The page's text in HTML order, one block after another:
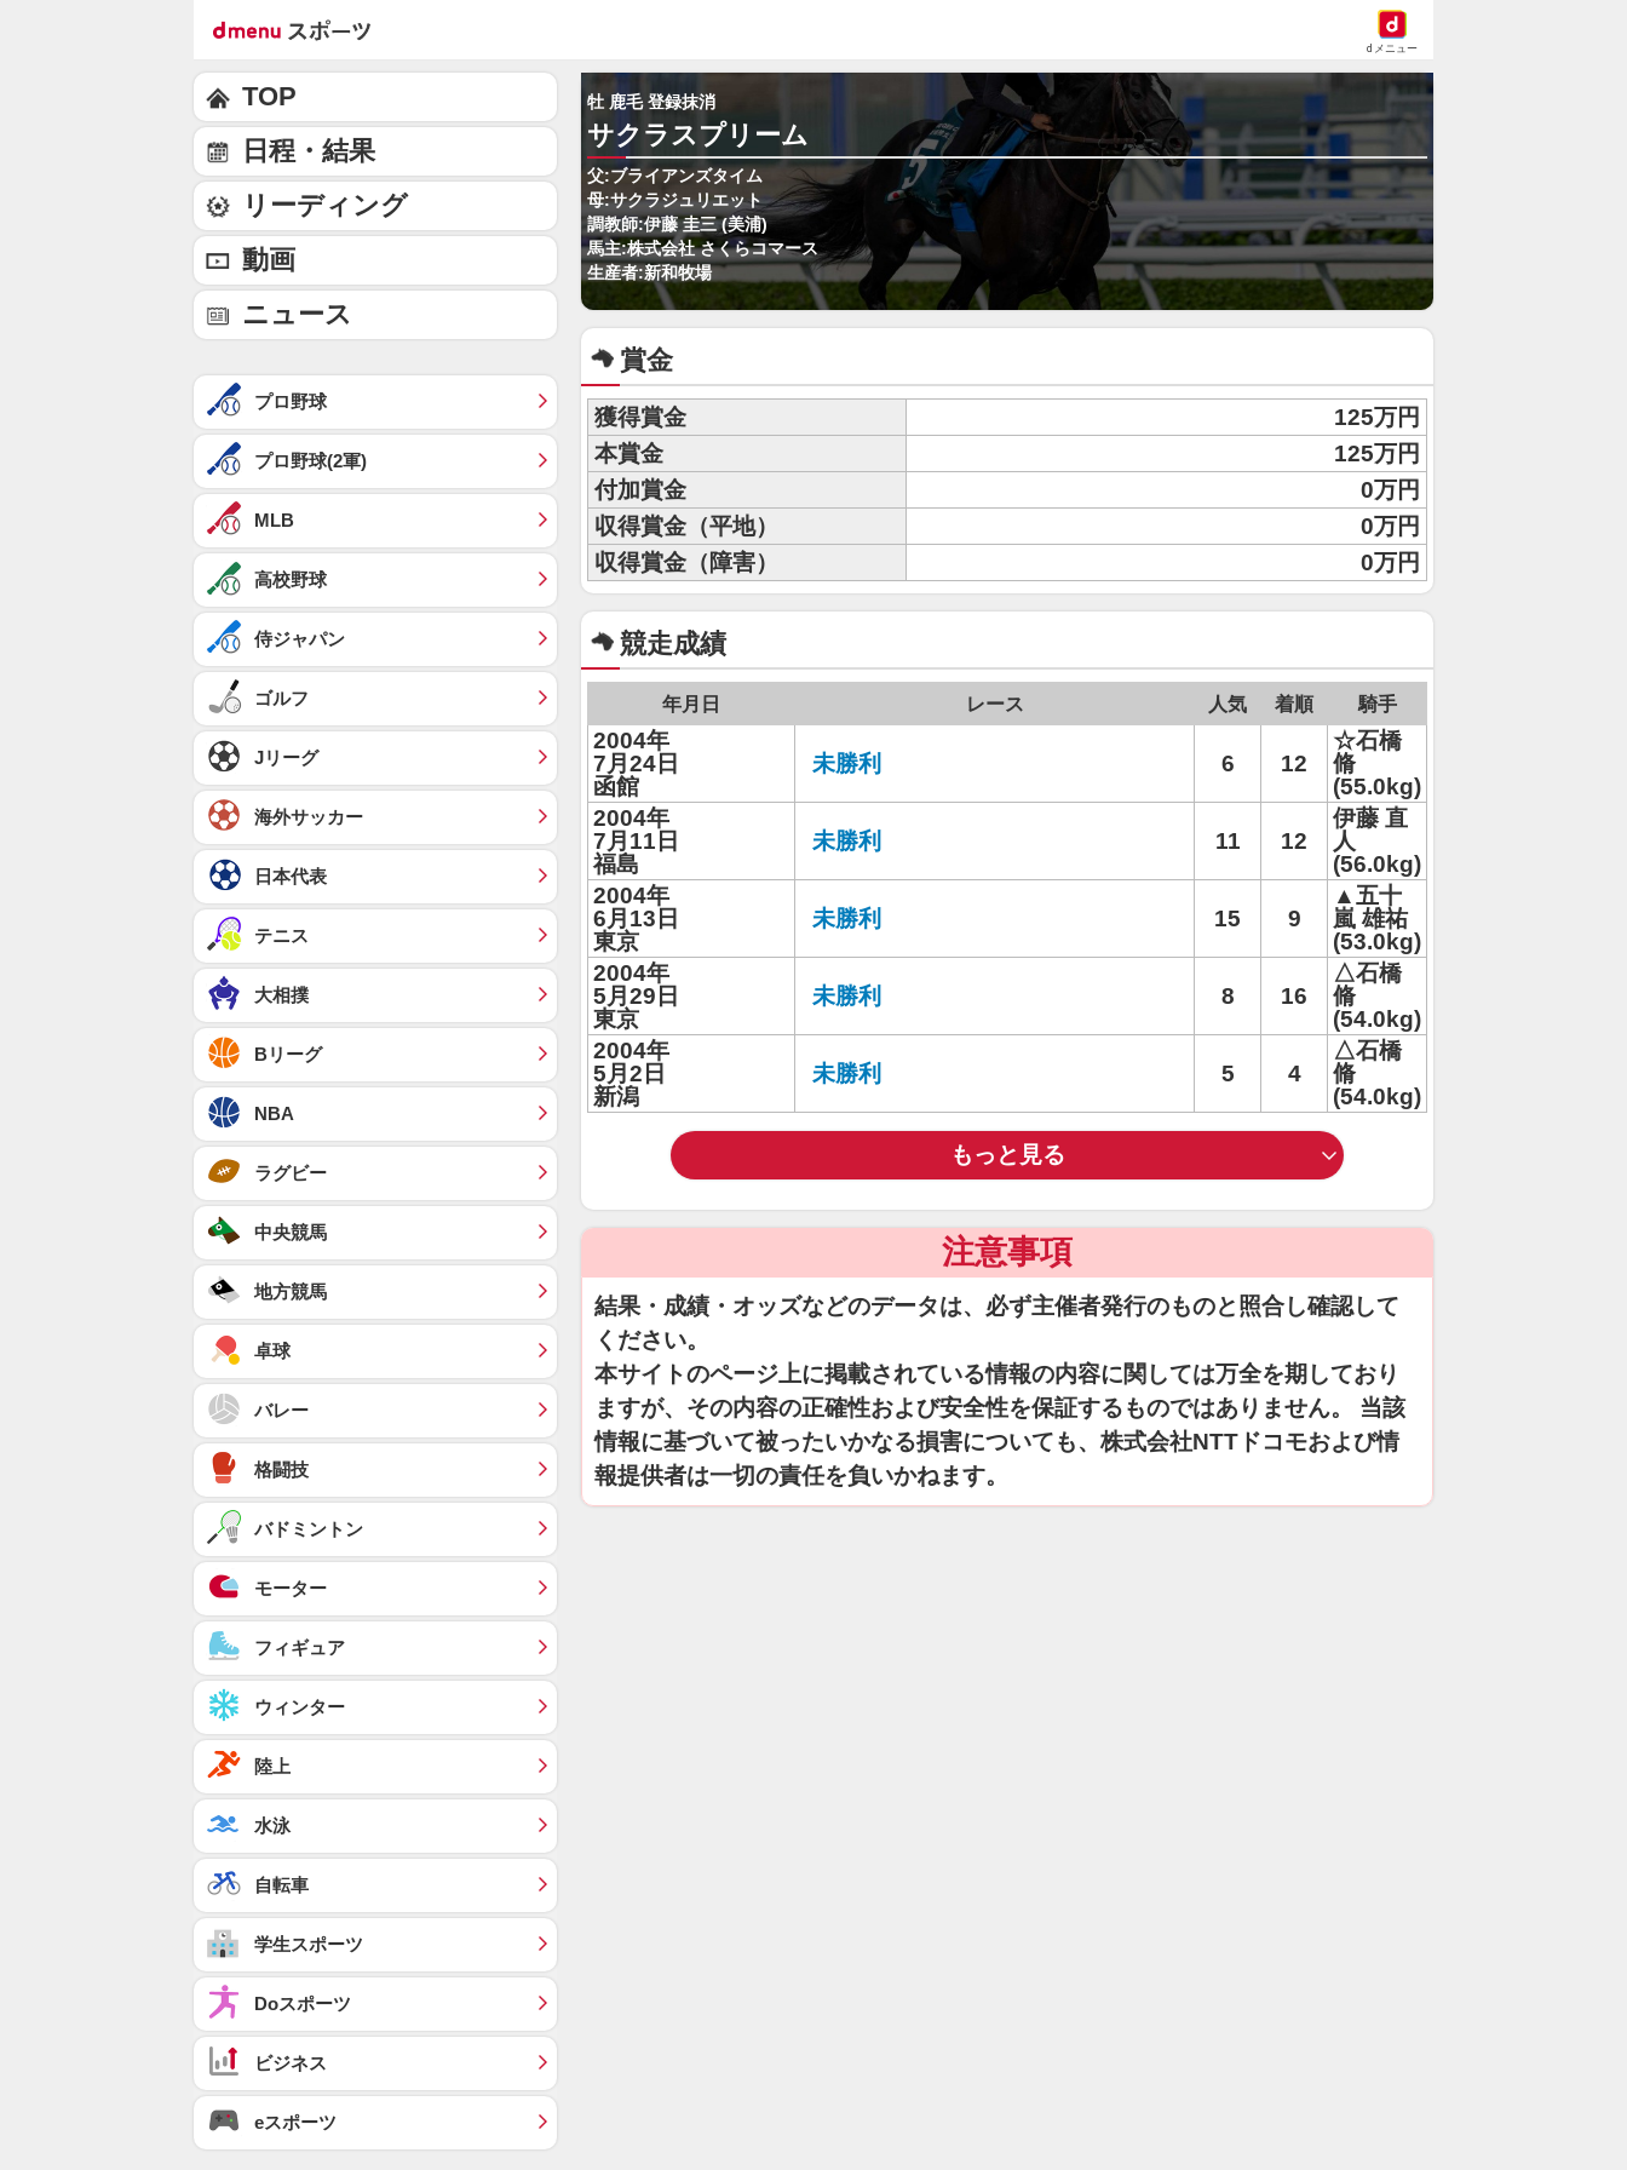
dメニュー
牡 鹿毛 登録抹消
サクラスプリーム
父:ブライアンズタイム
母:サクラジュリエット
調教師:伊藤 圭三 (美浦)
馬主:株式会社 さくらコマース
生産者:新和牧場
賞金
獲得賞金
125万円
本賞金
125万円
付加賞金
0万円
収得賞金（平地）
0万円
収得賞金（障害）
0万円
競走成績
年月日 レース 人気 着順 騎手
2004年
7月24日
函館
未勝利 6 12
☆石橋
脩
(55.0kg)
2004年
7月11日
福島
未勝利 11 12
伊藤 直
人
(56.0kg)
2004年
6月13日
東京
未勝利 15 9
▲五十
嵐 雄祐
(53.0kg)
2004年
5月29日
東京
未勝利 8 16
△石橋
脩
(54.0kg)
2004年
5月2日
新潟
未勝利 5 4
△石橋
脩
(54.0kg)
もっと見る
注意事項
結果・成績・オッズなどのデータは、必ず主催者発行のものと照合し確認して
ください。
本サイトのページ上に掲載されている情報の内容に関しては万全を期しており
ますが、その内容の正確性および安全性を保証するものではありません。 当該
情報に基づいて被ったいかなる損害についても、株式会社NTTドコモおよび情
報提供者は一切の責任を負いかねます。
TOP
日程・結果
リーディング
動画
ニュース
プロ野球
プロ野球(2軍)
MLB
高校野球
侍ジャパン
ゴルフ
Jリーグ
海外サッカー
日本代表
テニス
大相撲
Bリーグ
NBA
ラグビー
中央競馬
地方競馬
卓球
バレー
格闘技
バドミントン
モーター
フィギュア
ウィンター
陸上
水泳
自転車
学生スポーツ
Doスポーツ
ビジネス
eスポーツ